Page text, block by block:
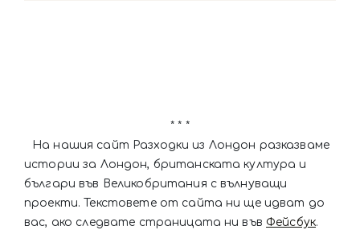
* * *
На нашия сайт Разходки из Лондон разказваме
истории за Лондон, британската култура и
българи във Великобритания с вълнуващи
проекти. Текстовете от сайта ни ще идват до
вас, ако следвате страницата ни във Фейсбук.